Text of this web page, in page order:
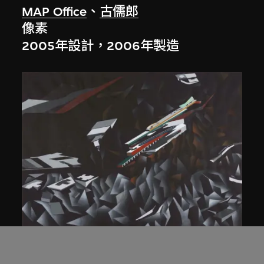
MAP Office 、 古儒郎
像素
2005年設計，2006年製造